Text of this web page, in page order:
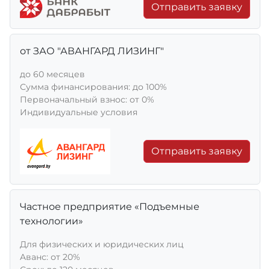
Отправить заявку
от ЗАО "АВАНГАРД ЛИЗИНГ"
до 60 месяцев
Сумма финансирования: до 100%
Первоначальный взнос: от 0%
Индивидуальные условия
Отправить заявку
Частное предприятие «Подъемные
технологии»
Для физических и юридических лиц
Aванс: от 20%